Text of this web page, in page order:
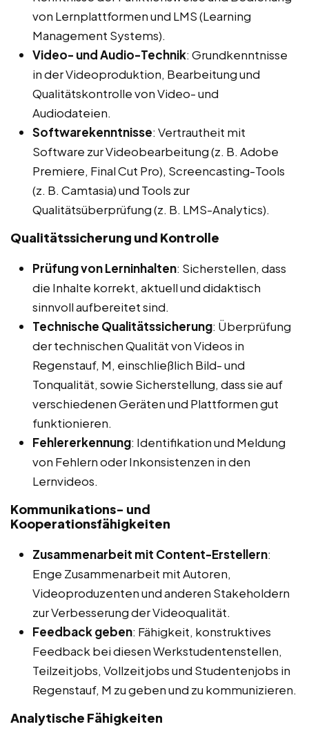
von Lernplattformen und LMS (Learning
Management Systems).
Video- und Audio-Technik: Grundkenntnisse
in der Videoproduktion, Bearbeitung und
Qualitätskontrolle von Video- und
Audiodateien.
Softwarekenntnisse: Vertrautheit mit
Software zur Videobearbeitung (z. B. Adobe
Premiere, Final Cut Pro), Screencasting-Tools
(z. B. Camtasia) und Tools zur
Qualitätsüberprüfung (z. B. LMS-Analytics).
Qualitätssicherung und Kontrolle
Prüfung von Lerninhalten: Sicherstellen, dass
die Inhalte korrekt, aktuell und didaktisch
sinnvoll aufbereitet sind.
Technische Qualitätssicherung: Überprüfung
der technischen Qualität von Videos in
Regenstauf, M, einschließlich Bild- und
Tonqualität, sowie Sicherstellung, dass sie auf
verschiedenen Geräten und Plattformen gut
funktionieren.
Fehlererkennung: Identifikation und Meldung
von Fehlern oder Inkonsistenzen in den
Lernvideos.
Kommunikations- und
Kooperationsfähigkeiten
Zusammenarbeit mit Content-Erstellern:
Enge Zusammenarbeit mit Autoren,
Videoproduzenten und anderen Stakeholdern
zur Verbesserung der Videoqualität.
Feedback geben: Fähigkeit, konstruktives
Feedback bei diesen Werkstudentenstellen,
Teilzeitjobs, Vollzeitjobs und Studentenjobs in
Regenstauf, M zu geben und zu kommunizieren.
Analytische Fähigkeiten